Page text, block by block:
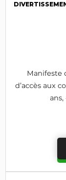
Manifeste
d’accès aux